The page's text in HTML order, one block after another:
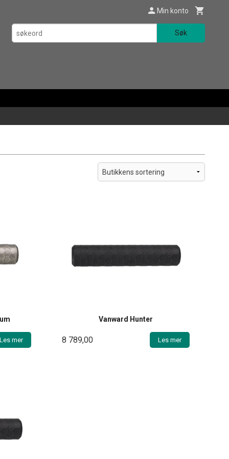
Min konto
Søk
Les mer
Vanward Hunter
8 789,00 Les mer